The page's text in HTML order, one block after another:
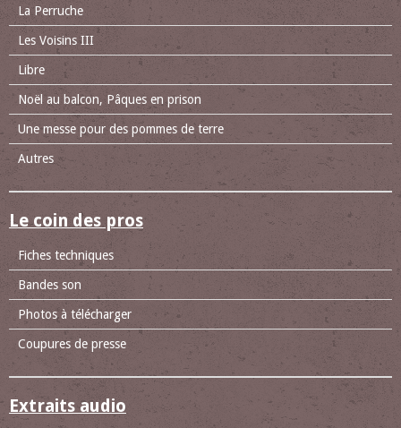
La Perruche
Les Voisins III
Libre
Noël au balcon, Pâques en prison
Une messe pour des pommes de terre
Autres
Le coin des pros
Fiches techniques
Bandes son
Photos à télécharger
Coupures de presse
Extraits audio